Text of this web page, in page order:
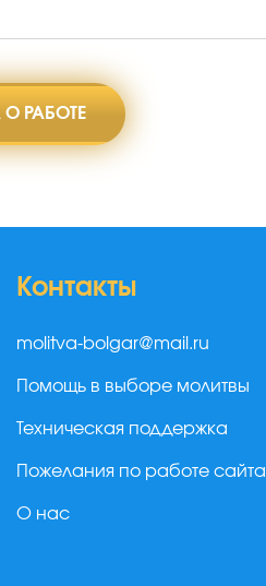
РАБОТЕ
Контакты
molitva-bolgar@mail.ru
Помощь в выборе молитвы
Техническая поддержка
Пожелания по работе сайта
О нас